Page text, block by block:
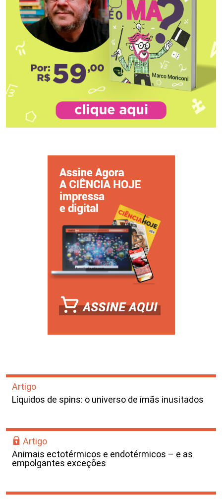
Artigo
Líquidos de spins: o universo de ímãs inusitados
Artigo
Animais ectotérmicos e endotérmicos – e as
empolgantes exceções